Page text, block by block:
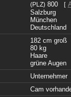
(PLZ) 800 [
Salzburg
München
Deutschland
182 cm groß
80 kg
Haare
grüne Augen
Unternehmer
Cam